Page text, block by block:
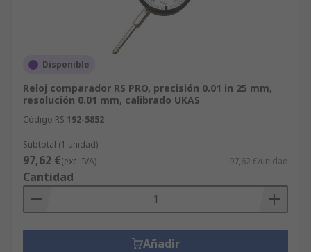
Disponible
Reloj comparador RS PRO, precisión 0.01 in 25 mm,
resolución 0.01 mm, calibrado UKAS
Código RS 192-5852
Subtotal (1 unidad)
97,62 €(exc. IVA) 97,62 €/unidad
Cantidad
Añadir